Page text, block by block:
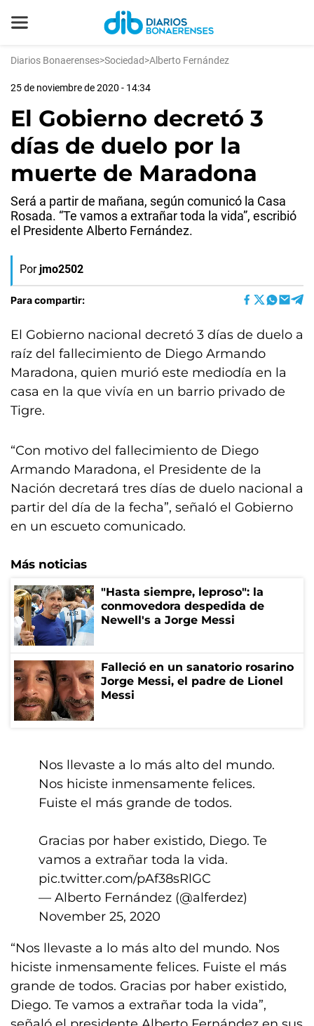
Diarios Bonaerenses>Sociedad>Alberto Fernández
25 de noviembre de 2020 - 14:34
El Gobierno decretó 3
días de duelo por la
muerte de Maradona
Será a partir de mañana, según comunicó la Casa
Rosada. “Te vamos a extrañar toda la vida”, escribió
el Presidente Alberto Fernández.
Por jmo2502
Para compartir:
El Gobierno nacional decretó 3 días de duelo a
raíz del fallecimiento de Diego Armando
Maradona, quien murió este mediodía en la
casa en la que vivía en un barrio privado de
Tigre.
“Con motivo del fallecimiento de Diego
Armando Maradona, el Presidente de la
Nación decretará tres días de duelo nacional a
partir del día de la fecha”, señaló el Gobierno
en un escueto comunicado.
Más noticias
"Hasta siempre, leproso": la
conmovedora despedida de
Newell's a Jorge Messi
Falleció en un sanatorio rosarino
Jorge Messi, el padre de Lionel
Messi
Nos llevaste a lo más alto del mundo.
Nos hiciste inmensamente felices.
Fuiste el más grande de todos.
Gracias por haber existido, Diego. Te
vamos a extrañar toda la vida.
pic.twitter.com/pAf38sRlGC
— Alberto Fernández (@alferdez)
November 25, 2020
“Nos llevaste a lo más alto del mundo. Nos
hiciste inmensamente felices. Fuiste el más
grande de todos. Gracias por haber existido,
Diego. Te vamos a extrañar toda la vida”,